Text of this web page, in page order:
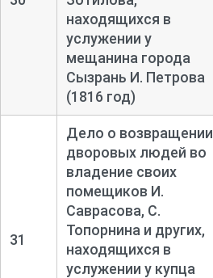
находящихся в
услужении у
мещанина города
Сызрань И. Петрова
(1816 год)
31
Дело о возвращении
дворовых людей во
владение своих
помещиков И.
Саврасова, С.
Топорнина и других,
находящихся в
услужении у купца